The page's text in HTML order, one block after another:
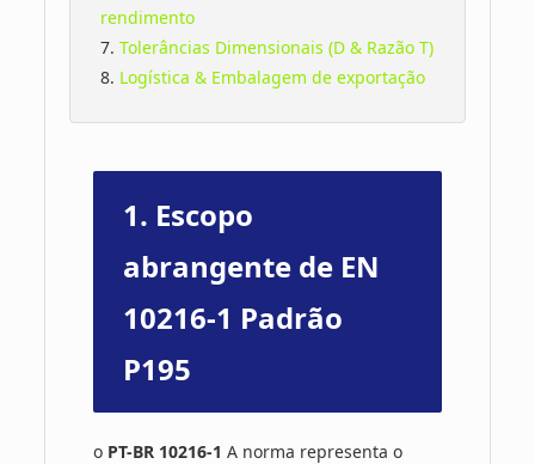
rendimento
7. Tolerâncias Dimensionais (D & Razão T)
8. Logística & Embalagem de exportação
1. Escopo
abrangente de EN
10216-1 Padrão
P195
o PT-BR 10216-1 A norma representa o